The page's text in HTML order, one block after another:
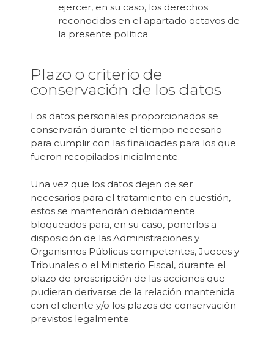
ejercer, en su caso, los derechos
reconocidos en el apartado octavos de
la presente política
Plazo o criterio de
conservación de los datos
Los datos personales proporcionados se
conservarán durante el tiempo necesario
para cumplir con las finalidades para los que
fueron recopilados inicialmente.
Una vez que los datos dejen de ser
necesarios para el tratamiento en cuestión,
estos se mantendrán debidamente
bloqueados para, en su caso, ponerlos a
disposición de las Administraciones y
Organismos Públicas competentes, Jueces y
Tribunales o el Ministerio Fiscal, durante el
plazo de prescripción de las acciones que
pudieran derivarse de la relación mantenida
con el cliente y/o los plazos de conservación
previstos legalmente.